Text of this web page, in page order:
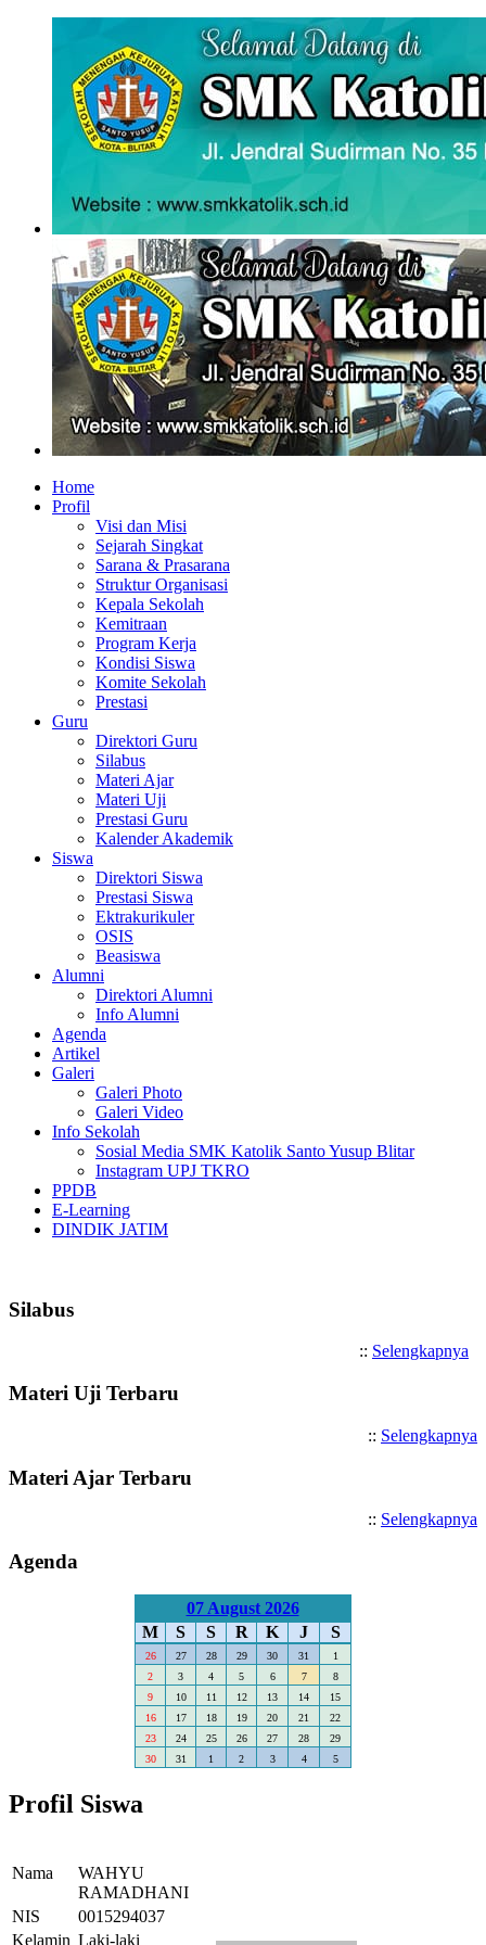
Home
Profil
Visi dan Misi
Sejarah Singkat
Sarana & Prasarana
Struktur Organisasi
Kepala Sekolah
Kemitraan
Program Kerja
Kondisi Siswa
Komite Sekolah
Prestasi
Guru
Direktori Guru
Silabus
Materi Ajar
Materi Uji
Prestasi Guru
Kalender Akademik
Siswa
Direktori Siswa
Prestasi Siswa
Ektrakurikuler
OSIS
Beasiswa
Alumni
Direktori Alumni
Info Alumni
Agenda
Artikel
Galeri
Galeri Photo
Galeri Video
Info Sekolah
Sosial Media SMK Katolik Santo Yusup Blitar
Instagram UPJ TKRO
PPDB
E-Learning
DINDIK JATIM
Silabus
:: Selengkapnya
Materi Uji Terbaru
:: Selengkapnya
Materi Ajar Terbaru
:: Selengkapnya
Agenda
07 August 2026
M
S S R K J S
26 27 28 29 30 31
1
2
3 4 5 6 7
8
9
10 11 12 13 14
15
16
17 18 19 20 21
22
23
24 25 26 27 28
29
30
31 1 2 3 4 5
Profil Siswa
Nama
WAHYU
RAMADHANI
NIS
0015294037
Kelamin Laki-laki